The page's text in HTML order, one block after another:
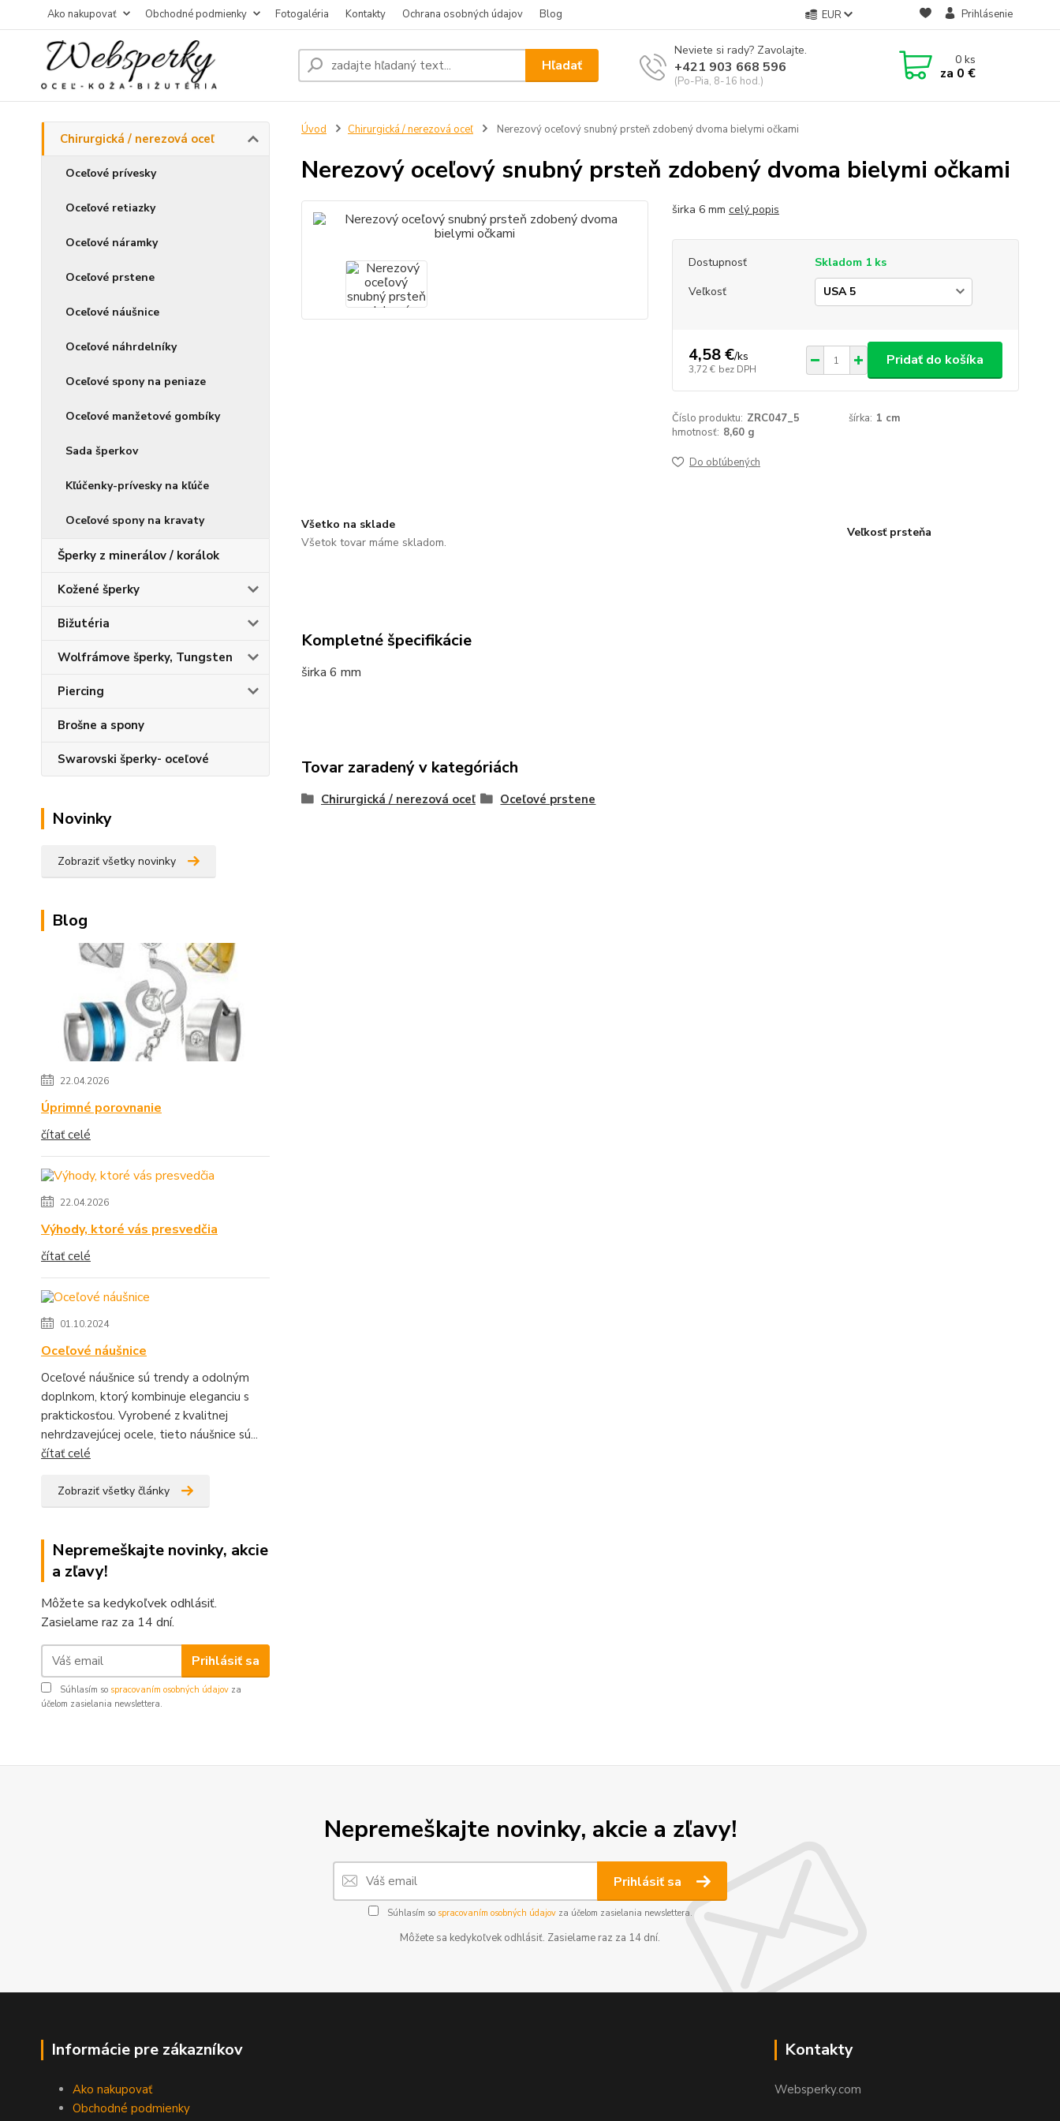
Ako nakupovať Obchodné podmienky Fotogaléria Kontakty Ochrana osobných údajov Blog EUR Prihlásenie
Hľadať
Neviete si rady? Zavolajte.
+421 903 668 596
(Po-Pia, 8-16 hod.)
0ks
za 0 €
Chirurgická / nerezová oceľ
Oceľové prívesky
Oceľové retiazky
Oceľové náramky
Oceľové prstene
Oceľové náušnice
Oceľové náhrdelníky
Oceľové spony na peniaze
Oceľové manžetové gombíky
Sada šperkov
Kľúčenky-prívesky na kľúče
Oceľové spony na kravaty
Šperky z minerálov / korálok
Kožené šperky
Bižutéria
Wolfrámove šperky, Tungsten
Piercing
Brošne a spony
Swarovski šperky- oceľové
Novinky
Zobraziť všetky novinky
Blog
22.04.2026
Úprimné porovnanie
čítať celé
22.04.2026
Výhody, ktoré vás presvedčia
čítať celé
01.10.2024
Oceľové náušnice
Oceľové náušnice sú trendy a odolným
doplnkom, ktorý kombinuje eleganciu s
praktickosťou. Vyrobené z kvalitnej
nehrdzavejúcej ocele, tieto náušnice sú...
čítať celé
Zobraziť všetky články
Nepremeškajte novinky, akcie
a zľavy!
Môžete sa kedykoľvek odhlásiť.
Zasielame raz za 14 dní.
Prihlásiť sa
Súhlasím so spracovaním osobných údajov za
účelom zasielania newslettera.
Úvod Chirurgická / nerezová oceľ Nerezový oceľový snubný prsteň zdobený dvoma bielymi očkami
Nerezový oceľový snubný prsteň zdobený dvoma bielymi očkami
širka 6 mm celý popis
Dostupnosť
Skladom 1 ks
Veľkosť
4,58 €/ks
3,72 € bez DPH
Pridať do košíka
Číslo produktu: ZRC047_5 šírka: 1 cm
hmotnosť: 8,60 g
Do obľúbených
Všetko na sklade
Všetok tovar máme skladom.
Veľkosť prsteňa
Kompletné špecifikácie
širka 6 mm
Tovar zaradený v kategóriách
Chirurgická / nerezová oceľ Oceľové prstene
Nepremeškajte novinky, akcie a zľavy!
Prihlásiť sa
Súhlasím so spracovaním osobných údajovza účelom zasielania newslettera.
Môžete sa kedykoľvek odhlásiť. Zasielame raz za 14 dní.
Informácie pre zákazníkov
Ako nakupovať
Obchodné podmienky
Kontakty
Websperky.com